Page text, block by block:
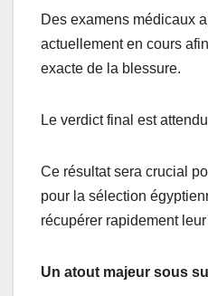
Des examens médicaux
actuellement en cours
exacte de la blessure.
Le verdict final est
Ce résultat sera crucial
pour la sélection
récupérer rapidement
Un atout majeur sous